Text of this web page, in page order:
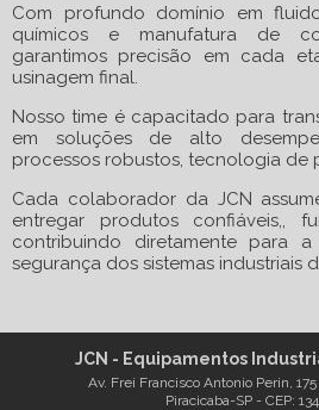
Com profundo domínio em
químicos e manufatura de
garantimos precisão em cada
usinagem final.
Nosso time é capacitado para
em soluções de alto
processos robustos, tecnologia de
Cada colaborador da JCN
entregar produtos confiáveis,,
contribuindo diretamente para
segurança dos sistemas industriais
JCN - Equipamentos
Av. Frei Francisco Antonio Perin, 175
Piracicaba-SP - CEP: